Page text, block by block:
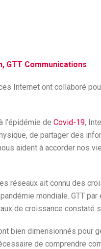
GTT Communications
Internet ont collaboré
l’épidémie de Covid-19,
de partager des
aident à accorder nos
réseaux ait connu des
mondiale. GTT
de croissance constaté
bien dimensionnés pour
de comprendre